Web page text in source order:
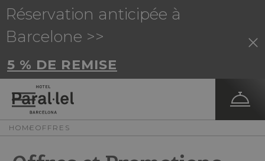
Réservation anticipée à
Barcelone >>
5 % DE REMISE
HOME OFFRES